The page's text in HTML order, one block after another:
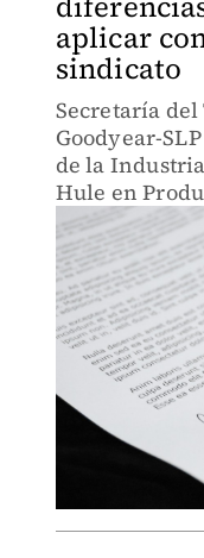
aplicar
sindicato
Secretaría
Goodyear-
de la
Hule en